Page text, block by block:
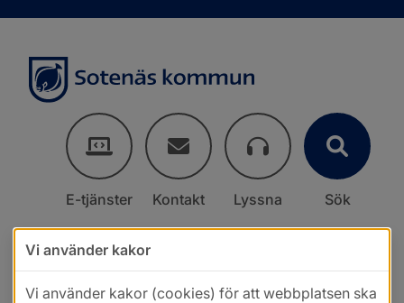
E-tjänster Kontakt Lyssna Sök
Vi använder kakor
Vi använder kakor (cookies) för att webbplatsen ska